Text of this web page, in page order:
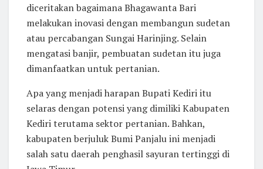
diceritakan bagaimana Bhagawanta Bari
melakukan inovasi dengan membangun sudetan
atau percabangan Sungai Harinjing. Selain
mengatasi banjir, pembuatan sudetan itu juga
dimanfaatkan untuk pertanian.
Apa yang menjadi harapan Bupati Kediri itu
selaras dengan potensi yang dimiliki Kabupaten
Kediri terutama sektor pertanian. Bahkan,
kabupaten berjuluk Bumi Panjalu ini menjadi
salah satu daerah penghasil sayuran tertinggi di